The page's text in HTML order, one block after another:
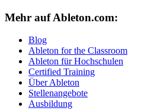
Mehr auf Ableton.com:
Blog
Ableton for the Classroom
Ableton für Hochschulen
Certified Training
Über Ableton
Stellenangebote
Ausbildung